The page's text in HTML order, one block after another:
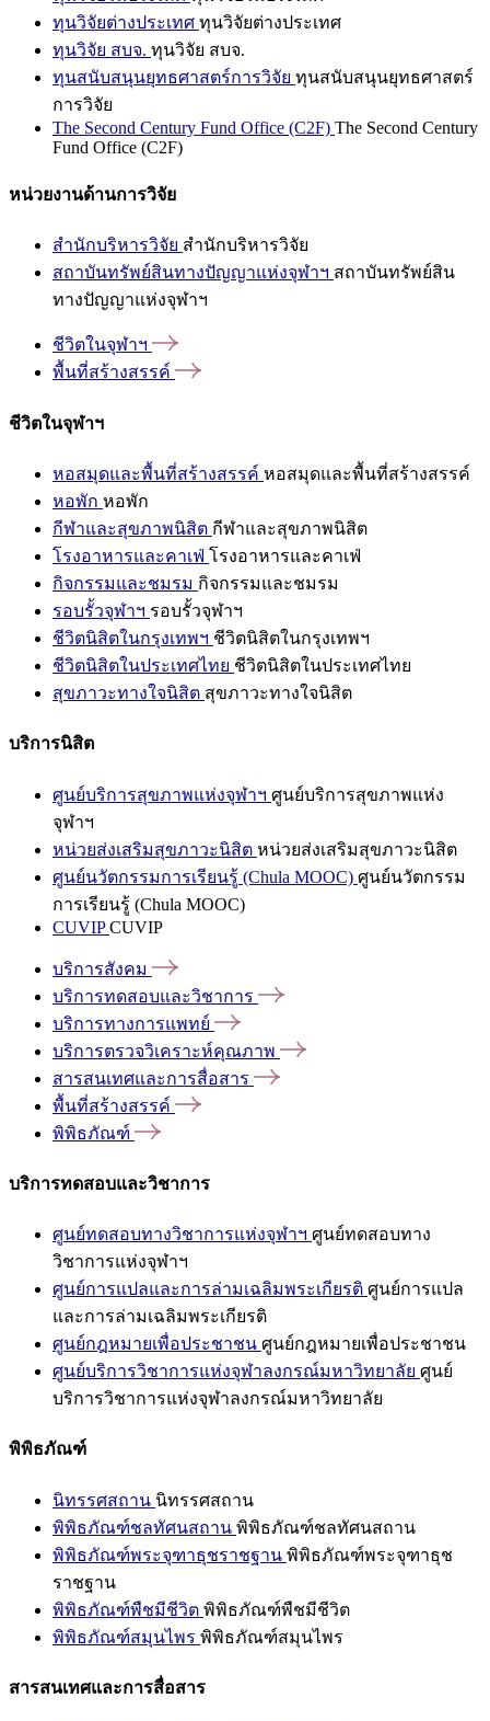
ทุนวิจัยต่างประเทศ ทุนวิจัยต่างประเทศ
ทุนวิจัย สบจ. ทุนวิจัย สบจ.
ทุนสนับสนุนยุทธศาสตร์การวิจัย ทุนสนับสนุนยุทธศาสตร์
การวิจัย
The Second Century Fund Office (C2F) The Second Century
Fund Office (C2F)
หน่วยงานด้านการวิจัย
สำนักบริหารวิจัย สำนักบริหารวิจัย
สถาบันทรัพย์สินทางปัญญาแห่งจุฬาฯ สถาบันทรัพย์สิน
ทางปัญญาแห่งจุฬาฯ
ชีวิตในจุฬาฯ
พื้นที่สร้างสรรค์
ชีวิตในจุฬาฯ
หอสมุดและพื้นที่สร้างสรรค์ หอสมุดและพื้นที่สร้างสรรค์
หอพัก หอพัก
กีฬาและสุขภาพนิสิต กีฬาและสุขภาพนิสิต
โรงอาหารและคาเฟ่ โรงอาหารและคาเฟ่
กิจกรรมและชมรม กิจกรรมและชมรม
รอบรั้วจุฬาฯ รอบรั้วจุฬาฯ
ชีวิตนิสิตในกรุงเทพฯ ชีวิตนิสิตในกรุงเทพฯ
ชีวิตนิสิตในประเทศไทย ชีวิตนิสิตในประเทศไทย
สุขภาวะทางใจนิสิต สุขภาวะทางใจนิสิต
บริการนิสิต
ศูนย์บริการสุขภาพแห่งจุฬาฯ ศูนย์บริการสุขภาพแห่ง
จุฬาฯ
หน่วยส่งเสริมสุขภาวะนิสิต หน่วยส่งเสริมสุขภาวะนิสิต
ศูนย์นวัตกรรมการเรียนรู้ (Chula MOOC) ศูนย์นวัตกรรม
การเรียนรู้ (Chula MOOC)
CUVIPCUVIP
บริการสังคม
บริการทดสอบและวิชาการ
บริการทางการแพทย์
บริการตรวจวิเคราะห์คุณภาพ
สารสนเทศและการสื่อสาร
พื้นที่สร้างสรรค์
พิพิธภัณฑ์
บริการทดสอบและวิชาการ
ศูนย์ทดสอบทางวิชาการแห่งจุฬาฯ ศูนย์ทดสอบทาง
วิชาการแห่งจุฬาฯ
ศูนย์การแปลและการล่ามเฉลิมพระเกียรติ ศูนย์การแปล
และการล่ามเฉลิมพระเกียรติ
ศูนย์กฎหมายเพื่อประชาชน ศูนย์กฎหมายเพื่อประชาชน
ศูนย์บริการวิชาการแห่งจุฬาลงกรณ์มหาวิทยาลัย ศูนย์
บริการวิชาการแห่งจุฬาลงกรณ์มหาวิทยาลัย
พิพิธภัณฑ์
นิทรรศสถาน นิทรรศสถาน
พิพิธภัณฑ์ชลทัศนสถาน พิพิธภัณฑ์ชลทัศนสถาน
พิพิธภัณฑ์พระจุฑาธุชราชฐาน พิพิธภัณฑ์พระจุฑาธุช
ราชฐาน
พิพิธภัณฑ์พืชมีชีวิต พิพิธภัณฑ์พืชมีชีวิต
พิพิธภัณฑ์สมุนไพร พิพิธภัณฑ์สมุนไพร
สารสนเทศและการสื่อสาร